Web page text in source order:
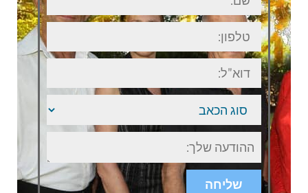
טלפון:
דוא"ל:
סוג
הכאב
ישוב
או
אזור
בארץ
שליחה